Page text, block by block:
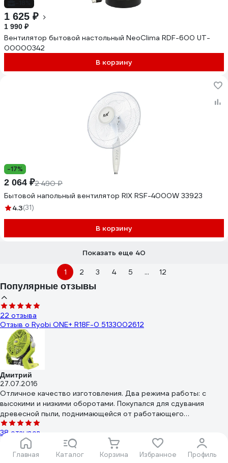
Главная Каталог Корзина Избранное Профиль
1 625 ₽
1 990 ₽
Вентилятор бытовой настольный NeoClima RDF-600 UT-
00000342
В корзину
-17%
2 064 ₽2 490 ₽
Бытовой напольный вентилятор RIX RSF-4000W 33923
4.3(31)
В корзину
Показать еще 40
1 2 3 4 5 ... 12
Популярные отзывы
22 отзыва
Отзыв о Ryobi ONE+ R18F-0 5133002612
Дмитрий
27.07.2016
Отличное качество изготовления. Два режима работы: с
высокими и низкими оборотами. Покупался для сдувания
древесной пыли, поднимающейся от работающего
инструмента (чтобы ею не дышать). На низких оборотах шумит
несильно, можно просто включать в жару для обдува.
38 отзывов
Отзыв о Rolsen RSF-3106RT